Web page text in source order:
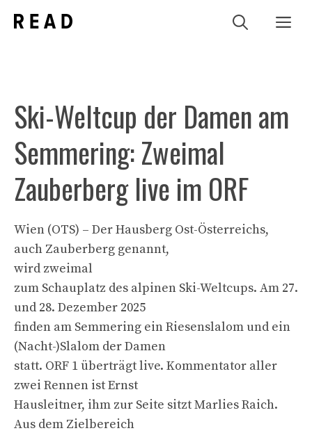
Inhalt
Ski-Weltcup der Damen am
Semmering: Zweimal
Zauberberg live im ORF
Wien (OTS) – Der Hausberg Ost-Österreichs,
auch Zauberberg genannt,
wird zweimal
zum Schauplatz des alpinen Ski-Weltcups. Am 27.
und 28. Dezember 2025
finden am Semmering ein Riesenslalom und ein
(Nacht-)Slalom der Damen
statt. ORF 1 überträgt live. Kommentator aller
zwei Rennen ist Ernst
Hausleitner, ihm zur Seite sitzt Marlies Raich.
Aus dem Zielbereich